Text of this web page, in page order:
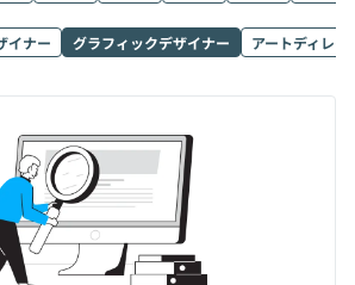
イナー グラフィックデザイナー アートディレク